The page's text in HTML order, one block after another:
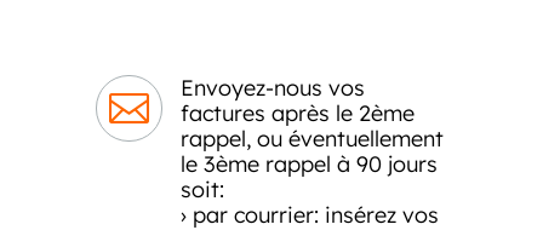

Envoyez-nous vos
factures après le 2ème
rappel, ou éventuellement
le 3ème rappel à 90 jours
soit:
› par courrier: insérez vos